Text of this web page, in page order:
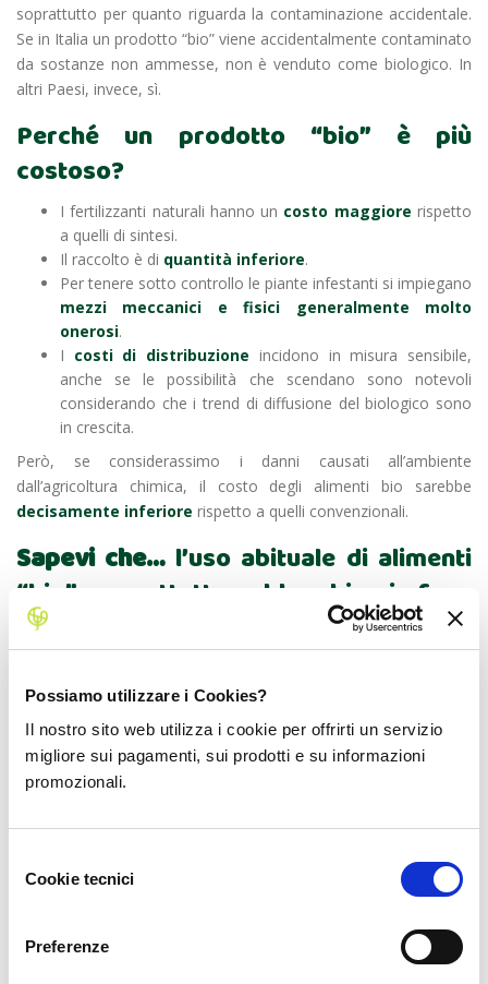
Possiamo utilizzare i Cookies?
Il nostro sito web utilizza i cookie per offrirti un servizio
migliore sui pagamenti, sui prodotti e su informazioni
promozionali.
delCookie tecnici
Preferenze
soprattutto per quanto riguarda la contaminazione accidentale.
Se in Italia un prodotto “bio” viene accidentalmente contaminato
da sostanze non ammesse, non è venduto come biologico. In
altri Paesi, invece, sì.
Perché un prodotto “bio” è più
costoso?
I fertilizzanti naturali hanno un costo maggiore rispetto
a quelli di sintesi.
Il raccolto è di quantità inferiore.
Per tenere sotto controllo le piante infestanti si impiegano
mezzi meccanici e fisici generalmente molto
onerosi.
I costi di distribuzione incidono in misura sensibile,
anche se le possibilità che scendano sono notevoli
considerando che i trend di diffusione del biologico sono
in crescita.
Però, se considerassimo i danni causati all’ambiente
dall’agricoltura chimica, il costo degli alimenti bio sarebbe
decisamente inferiore rispetto a quelli convenzionali.
Sapevi che…l’uso abituale di alimenti
“bio”, soprattutto nel bambino in fase
di crescita, garantisce una migliore
qualità del sangue e una minore
quantità di tossine da smaltire?
Ogni volta che consumi un prodotto con l’etichetta “bio”, stai
contribuendo attivamente allasalute dell’uomo e
dell’ambiente!
Facebook
Twitter
Commenti (9)